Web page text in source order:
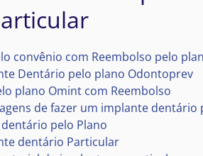
convênio com Reembolso pelo
Dentário pelo plano Odontoprev
plano Omint com Reembolso
de fazer um implante
pelo Plano
dentário Particular